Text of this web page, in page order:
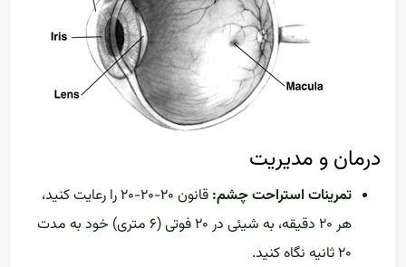
درمان و مدیریت
تمرینات استراحت چشم:
قانون ۲۰-۲۰-۲۰ را رعایت کنید،
هر ۲۰ دقیقه، به شیئی در ۲۰ فوتی (۶ متری) خود به مدت
۲۰ ثانیه نگاه کنید.